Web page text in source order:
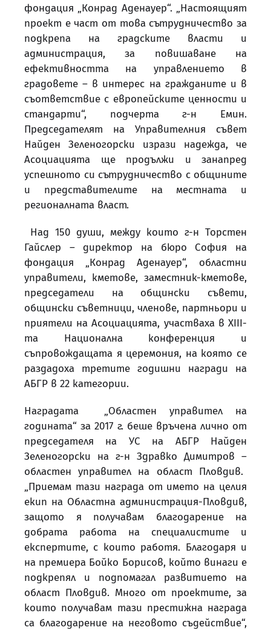
фондация „Конрад Аденауер“. „Настоящият
проект е част от това сътрудничество за
подкрепа на градските власти и
администрация, за повишаване на
ефективността на управлението в
градовете – в интерес на гражданите и в
съответствие с европейските ценности и
стандарти“, подчерта г-н Емин.
Председателят на Управителния съвет
Найден Зеленогорски изрази надежда, че
Асоциацията ще продължи и занапред
успешното си сътрудничество с общините
и представителите на местната и
регионалната власт.
Над 150 души, между които г-н Торстен
Гайслер – директор на бюро София на
фондация „Конрад Аденауер“, областни
управители, кметове, заместник-кметове,
председатели на общински съвети,
общински съветници, членове, партньори и
приятели на Асоциацията, участваха в XIII-
та Национална конференция и
съпровождащата я церемония, на която се
раздадоха третите годишни награди на
АБГР в 22 категории.
Наградата „Областен управител на
годината“ за 2017 г. беше връчена лично от
председателя на УС на АБГР Найден
Зеленогорски на г-н Здравко Димитров –
областен управител на област Пловдив.
„Приемам тази награда от името на целия
екип на Областна администрация-Пловдив,
защото я получавам благодарение на
добрата работа на специалистите и
експертите, с които работя. Благодаря и
на премиера Бойко Борисов, който винаги е
подкрепял и подпомагал развитието на
област Пловдив. Много от проектите, за
които получавам тази престижна награда
са благодарение на неговото съдействие“,